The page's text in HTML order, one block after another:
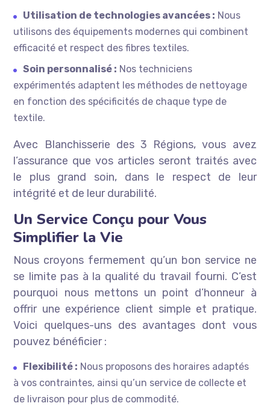
Utilisation de technologies avancées : Nous
utilisons des équipements modernes qui combinent
efficacité et respect des fibres textiles.
Soin personnalisé : Nos techniciens
expérimentés adaptent les méthodes de nettoyage
en fonction des spécificités de chaque type de
textile.
Avec Blanchisserie des 3 Régions, vous avez
l’assurance que vos articles seront traités avec
le plus grand soin, dans le respect de leur
intégrité et de leur durabilité.
Un Service Conçu pour Vous
Simplifier la Vie
Nous croyons fermement qu’un bon service ne
se limite pas à la qualité du travail fourni. C’est
pourquoi nous mettons un point d’honneur à
offrir une expérience client simple et pratique.
Voici quelques-uns des avantages dont vous
pouvez bénéficier :
Flexibilité : Nous proposons des horaires adaptés
à vos contraintes, ainsi qu’un service de collecte et
de livraison pour plus de commodité.